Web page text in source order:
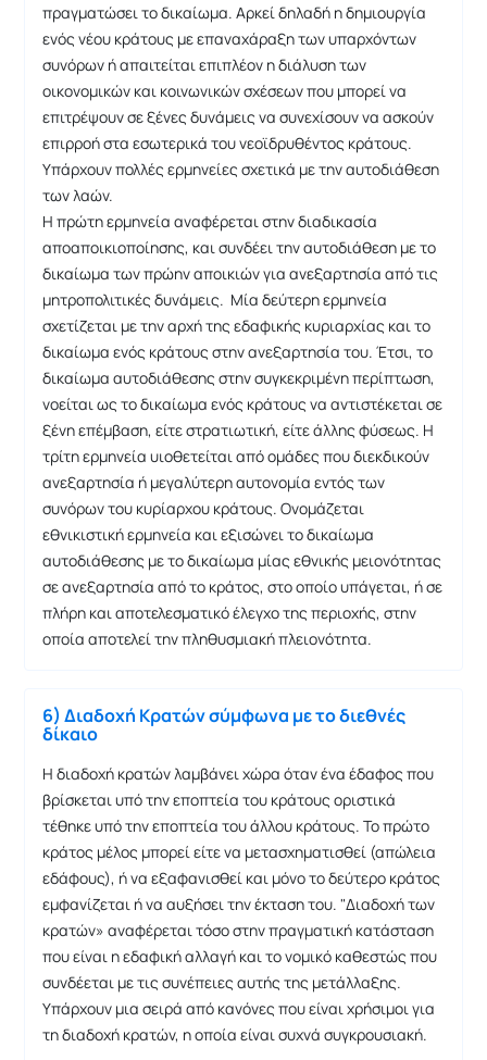
πραγματώσει το δικαίωμα. Αρκεί δηλαδή η δημιουργία
ενός νέου κράτους με επαναχάραξη των υπαρχόντων
συνόρων ή απαιτείται επιπλέον η διάλυση των
οικονομικών και κοινωνικών σχέσεων που μπορεί να
επιτρέψουν σε ξένες δυνάμεις να συνεχίσουν να ασκούν
επιρροή στα εσωτερικά του νεοϊδρυθέντος κράτους.
Υπάρχουν πολλές ερμηνείες σχετικά με την αυτοδιάθεση
των λαών.
Η πρώτη ερμηνεία αναφέρεται στην διαδικασία
αποαποικιοποίησης, και συνδέει την αυτοδιάθεση με το
δικαίωμα των πρώην αποικιών για ανεξαρτησία από τις
μητροπολιτικές δυνάμεις. Μία δεύτερη ερμηνεία
σχετίζεται με την αρχή της εδαφικής κυριαρχίας και το
δικαίωμα ενός κράτους στην ανεξαρτησία του. Έτσι, το
δικαίωμα αυτοδιάθεσης στην συγκεκριμένη περίπτωση,
νοείται ως το δικαίωμα ενός κράτους να αντιστέκεται σε
ξένη επέμβαση, είτε στρατιωτική, είτε άλλης φύσεως. Η
τρίτη ερμηνεία υιοθετείται από ομάδες που διεκδικούν
ανεξαρτησία ή μεγαλύτερη αυτονομία εντός των
συνόρων του κυρίαρχου κράτους. Ονομάζεται
εθνικιστική ερμηνεία και εξισώνει το δικαίωμα
αυτοδιάθεσης με το δικαίωμα μίας εθνικής μειονότητας
σε ανεξαρτησία από το κράτος, στο οποίο υπάγεται, ή σε
πλήρη και αποτελεσματικό έλεγχο της περιοχής, στην
οποία αποτελεί την πληθυσμιακή πλειονότητα.
6) Διαδοχή Κρατών σύμφωνα με το διεθνές
δίκαιο
Η διαδοχή κρατών λαμβάνει χώρα όταν ένα έδαφος που
βρίσκεται υπό την εποπτεία του κράτους οριστικά
τέθηκε υπό την εποπτεία του άλλου κράτους. Το πρώτο
κράτος μέλος μπορεί είτε να μετασχηματισθεί (απώλεια
εδάφους), ή να εξαφανισθεί και μόνο το δεύτερο κράτος
εμφανίζεται ή να αυξήσει την έκταση του. "Διαδοχή των
κρατών» αναφέρεται τόσο στην πραγματική κατάσταση
που είναι η εδαφική αλλαγή και το νομικό καθεστώς που
συνδέεται με τις συνέπειες αυτής της μετάλλαξης.
Υπάρχουν μια σειρά από κανόνες που είναι χρήσιμοι για
τη διαδοχή κρατών, η οποία είναι συχνά συγκρουσιακή.